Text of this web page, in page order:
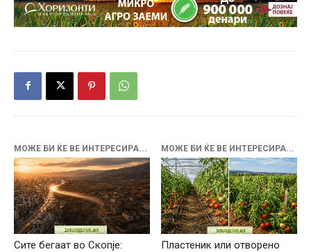
МОЖЕ БИ ЌЕ ВЕ ИНТЕРЕСИРА...
Сите бегаат во Скопје:
МОЖЕ БИ ЌЕ ВЕ ИНТЕРЕСИРА...
Пластеник или отворено